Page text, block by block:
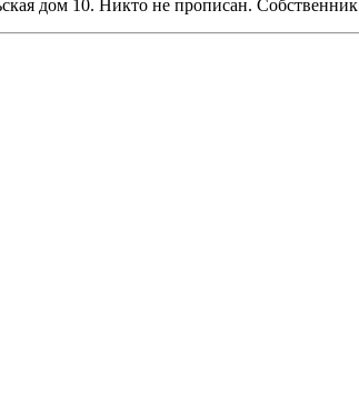
дом 10. Никто не прописан. Собственник